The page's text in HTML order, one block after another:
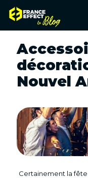
Nouvel
Certainement la fête